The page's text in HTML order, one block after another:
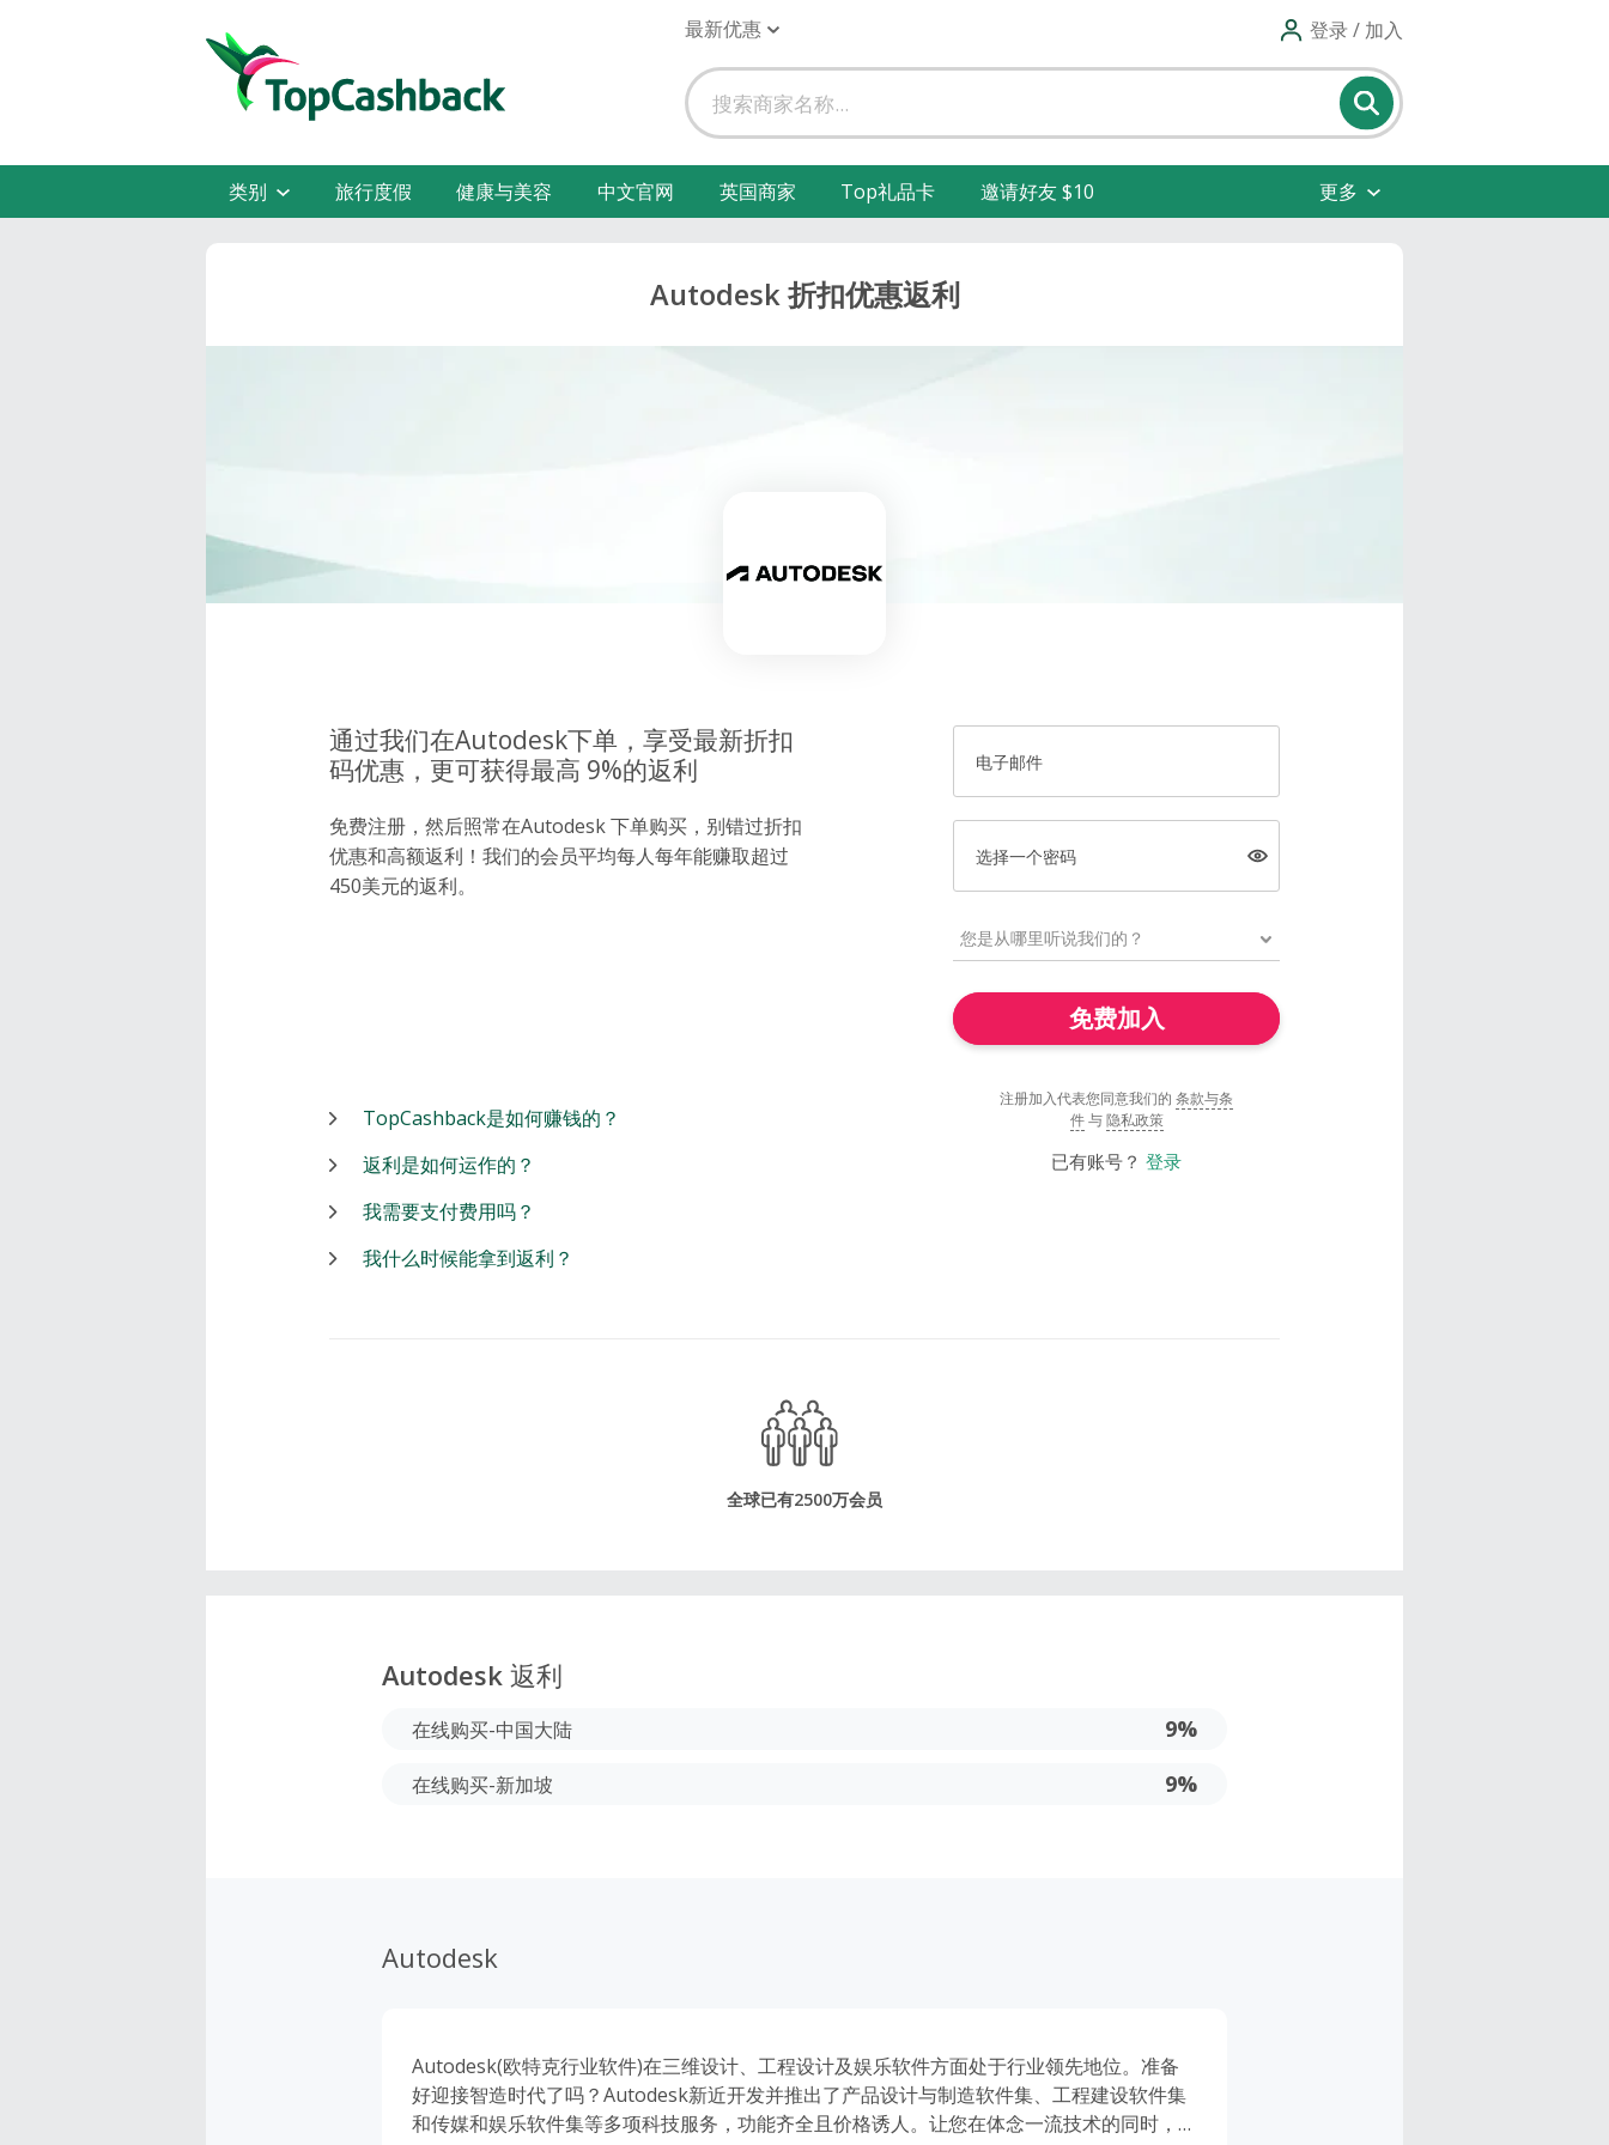
最新优惠 登录 / 加入
类别 旅行度假 健康与美容 中文官网 英国商家 Top礼品卡 邀请好友 $10 更多
Autodesk 折扣优惠返利
通过我们在Autodesk下单，享受最新折扣
码优惠，更可获得最高 9%的返利
免费注册，然后照常在Autodesk 下单购买，别错过折扣
优惠和高额返利！我们的会员平均每人每年能赚取超过
450美元的返利。
电子邮件
选择一个密码
免费加入
注册加入代表您同意我们的 条款与条
件 与 隐私政策
已有账号？ 登录
TopCashback是如何赚钱的？
返利是如何运作的？
我需要支付费用吗？
我什么时候能拿到返利？
全球已有2500万会员
Autodesk 返利
在线购买-中国大陆 9%
在线购买-新加坡 9%
Autodesk
Autodesk(欧特克行业软件)在三维设计、工程设计及娱乐软件方面处于行业领先地位。准备
好迎接智造时代了吗？Autodesk新近开发并推出了产品设计与制造软件集、工程建设软件集
和传媒和娱乐软件集等多项科技服务，功能齐全且价格诱人。让您在体念一流技术的同时，更